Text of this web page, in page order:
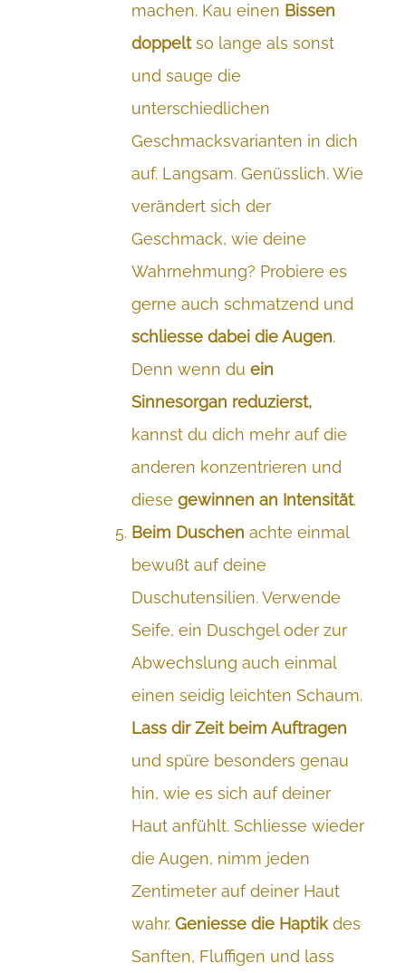
machen. Kau einen Bissen
doppeltso lange als sonst
und sauge die
unterschiedlichen
Geschmacksvarianten in dich
auf. Langsam. Genüsslich. Wie
verändert sich der
Geschmack, wie deine
Wahrnehmung? Probiere es
gerne auch schmatzend und
schliesse dabei die Augen.
Denn wenn du ein
Sinnesorgan reduzierst,
kannst du dich mehr auf die
anderen konzentrieren und
diese gewinnen an Intensität.
Beim Duschen achte einmal
bewußt auf deine
Duschutensilien. Verwende
Seife, ein Duschgel oder zur
Abwechslung auch einmal
einen seidig leichten Schaum.
Lass dir Zeit beim Auftragen
und spüre besonders genau
hin, wie es sich auf deiner
Haut anfühlt. Schliesse wieder
die Augen, nimm jeden
Zentimeter auf deiner Haut
wahr. Geniesse die Haptikdes
Sanften, Fluffigen und lass